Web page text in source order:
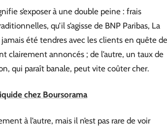
s’exposer à une double peine : frais
qu’il s’agisse de BNP Paribas, La
jamais été tendres avec les clients en quête de
clairement annoncés ; de l’autre, un taux de
qui paraît banale, peut vite coûter cher.
chez Boursorama
à l’autre, mais il n’est pas rare de voir